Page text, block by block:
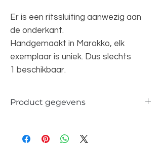
Er is een ritssluiting aanwezig aan
de onderkant.
Handgemaakt in Marokko, elk
exemplaar is uniek. Dus slechts
1 beschikbaar.
Product gegevens
Maat poef: 60x60x25 cm